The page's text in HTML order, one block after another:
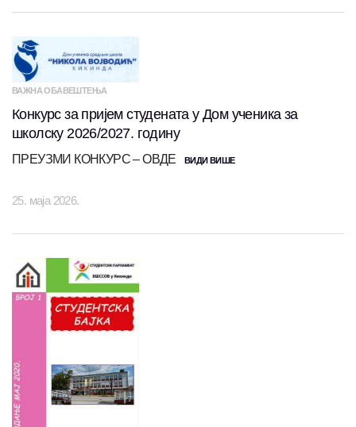
ВАЖНА ОБАВЕШТЕЊА
Конкурс за пријем студената у Дом ученика за
школску 2026/2027. годину
ПРЕУЗМИ КОНКУРС – ОВДЕ ВИДИ ВИШЕ
25. маја 2026.